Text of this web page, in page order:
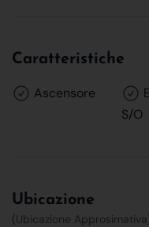
Caratteristiche
Ascensore
S/O
Ubicazione
(Ubicazione